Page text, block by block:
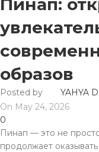
Пинап:
образов
Posted by
YAHYA
On May 24, 2026
0
Пинап — это не
продолжает